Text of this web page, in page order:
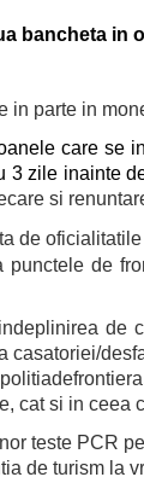
bancheta in
parte in
care se
3 zile inainte
si
de
de
cat si in
teste PCR
de turism la